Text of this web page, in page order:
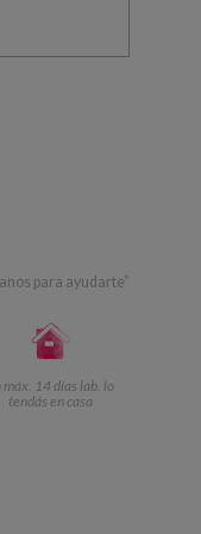
para ayudarte”
máx. 14 días lab. lo
tendás en casa